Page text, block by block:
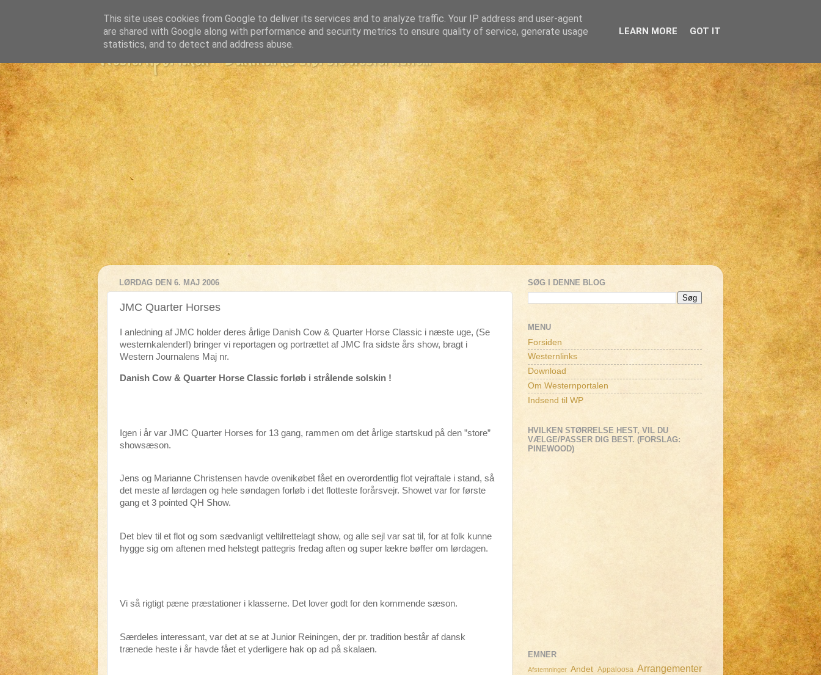
Westernportalen - Danmarks største westernsite...
LØRDAG DEN 6. MAJ 2006
JMC Quarter Horses
I anledning af JMC holder deres årlige Danish Cow & Quarter Horse Classic i næste uge, (Se
westernkalender!) bringer vi reportagen og portrættet af JMC fra sidste års show, bragt i
Western Journalens Maj nr.
Danish Cow & Quarter Horse Classic forløb i strålende solskin !
Igen i år var JMC Quarter Horses for 13 gang, rammen om det årlige startskud på den ”store”
showsæson.
Jens og Marianne Christensen havde ovenikøbet fået en overordentlig flot vejraftale i stand, så
det meste af lørdagen og hele søndagen forløb i det flotteste forårsvejr. Showet var for første
gang et 3 pointed QH Show.
Det blev til et flot og som sædvanligt veltilrettelagt show, og alle sejl var sat til, for at folk kunne
hygge sig om aftenen med helstegt pattegris fredag aften og super lækre bøffer om lørdagen.
Vi så rigtigt pæne præstationer i klasserne. Det lover godt for den kommende sæson.
Særdeles interessant, var det at se at Junior Reiningen, der pr. tradition består af dansk
trænede heste i år havde fået et yderligere hak op ad på skalaen.
SØG I DENNE BLOG
MENU
Forsiden
Westernlinks
Download
Om Westernportalen
Indsend til WP
HVILKEN STØRRELSE HEST, VIL DU
VÆLGE/PASSER DIG BEST. (FORSLAG:
PINEWOOD)
EMNER
Afstemninger Andet Appaloosa Arrangementer
This site uses cookies from Google to deliver its services and to analyze traffic. Your IP address and user-agent
are shared with Google along with performance and security metrics to ensure quality of service, generate usage
statistics, and to detect and address abuse.
LEARN MORE GOT IT